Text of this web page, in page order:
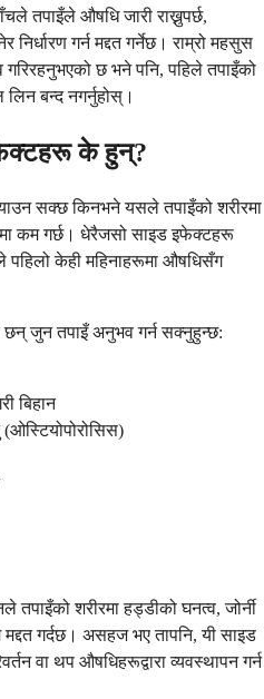
तपाइँले औषधि जारी राख्नुपर्छ,
निर्धारण गर्न मद्दत गर्नेछ। राम्रो महसुस
छ भने पनि, पहिले तपाइँको
बन्द नगर्नुहोस्।
के हुन्?
सक्छ किनभने यसले तपाइँको शरीरमा
कम गर्छ। धेरैजसो साइड इफेक्टहरू
पहिलो केही महिनाहरूमा औषधिसँग
छन् जुन तपाइँ अनुभव गर्न सक्नुहुन्छ:
बिहान
शरीरमा हड्डीको घनत्व, जोर्नी
मद्दत गर्दछ। असहज भए तापनि, यी साइड
वा थप औषधिहरूद्वारा व्यवस्थापन गर्न